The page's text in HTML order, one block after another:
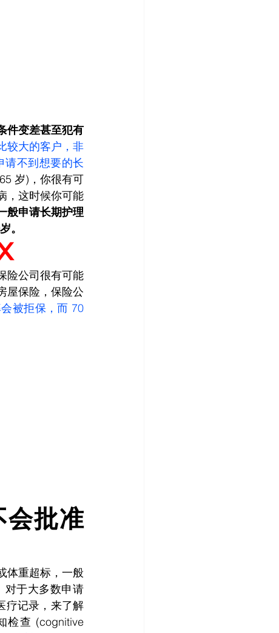
件变差甚至犯有
较大的客户，非
请不到想要的长
岁)，你很有可
，这时候你可能
般申请长期护理
。
险公司很有可能
屋保险，保险公
被拒保，而 70
会批准
体重超标，一般
对于大多数申请
疗记录，来了解
检查 (cognitive